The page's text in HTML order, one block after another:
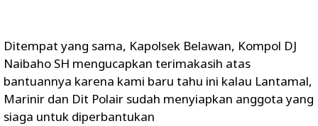
Ditempat yang sama, Kapolsek Belawan, Kompol DJ
Naibaho SH mengucapkan terimakasih atas
bantuannya karena kami baru tahu ini kalau Lantamal,
Marinir dan Dit Polair sudah menyiapkan anggota yang
siaga untuk diperbantukan